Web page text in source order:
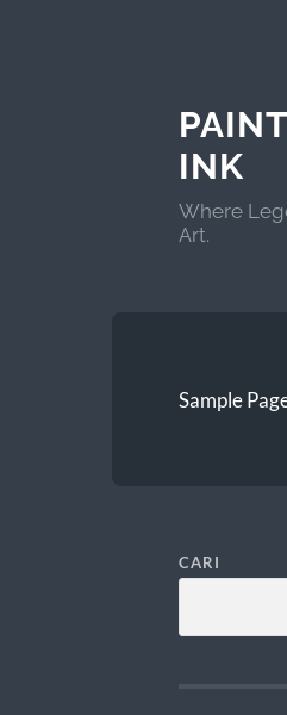
INK
Where
Art.
Sample
CARI